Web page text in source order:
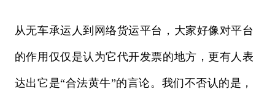
从无车承运人到网络货运平台，大家好像对平台
的作用仅仅是认为它代开发票的地方，更有人表
达出它是“合法黄牛”的言论。我们不否认的是，